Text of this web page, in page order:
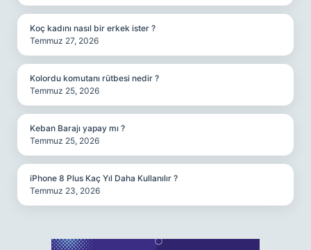
Koç kadını nasıl bir erkek ister ?
Temmuz 27, 2026
Kolordu komutanı rütbesi nedir ?
Temmuz 25, 2026
Keban Barajı yapay mı ?
Temmuz 25, 2026
iPhone 8 Plus Kaç Yıl Daha Kullanılır ?
Temmuz 23, 2026